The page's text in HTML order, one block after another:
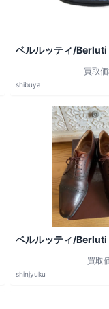
ベルルッティ/Berluti
買取
shibuya
ベルルッティ/Berluti
買取
shinjyuku